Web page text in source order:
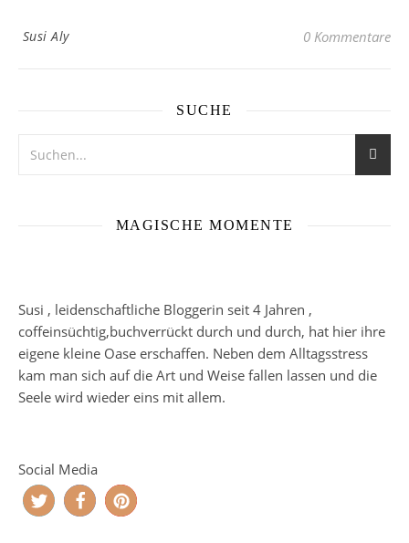
Susi Aly 0 Kommentare
SUCHE
MAGISCHE MOMENTE
Susi , leidenschaftliche Bloggerin seit 4 Jahren ,
coffeinsüchtig,buchverrückt durch und durch, hat hier ihre
eigene kleine Oase erschaffen. Neben dem Alltagsstress
kam man sich auf die Art und Weise fallen lassen und die
Seele wird wieder eins mit allem.
Social Media